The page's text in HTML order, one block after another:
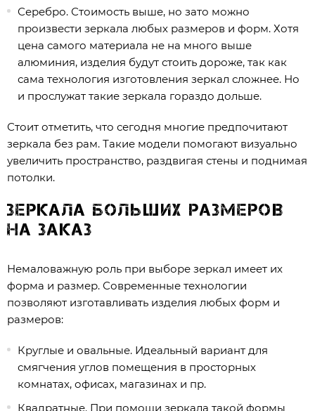
Серебро. Стоимость выше, но зато можно
произвести зеркала любых размеров и форм. Хотя
цена самого материала не на много выше
алюминия, изделия будут стоить дороже, так как
сама технология изготовления зеркал сложнее. Но
и прослужат такие зеркала гораздо дольше.
Стоит отметить, что сегодня многие предпочитают
зеркала без рам. Такие модели помогают визуально
увеличить пространство, раздвигая стены и поднимая
потолки.
Зеркала больших размеров
на заказ
Немаловажную роль при выборе зеркал имеет их
форма и размер. Современные технологии
позволяют изготавливать изделия любых форм и
размеров:
Круглые и овальные. Идеальный вариант для
смягчения углов помещения в просторных
комнатах, офисах, магазинах и пр.
Квадратные. При помощи зеркала такой формы